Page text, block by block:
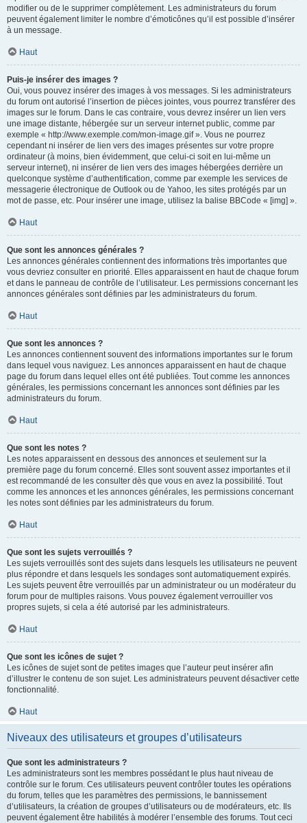
modifier ou de le supprimer complètement. Les administrateurs du forum
peuvent également limiter le nombre d’émoticônes qu’il est possible d’insérer
à un message.
Haut
Puis-je insérer des images ?
Oui, vous pouvez insérer des images à vos messages. Si les administrateurs
du forum ont autorisé l’insertion de pièces jointes, vous pourrez transférer des
images sur le forum. Dans le cas contraire, vous devrez insérer un lien vers
une image distante, hébergée sur un serveur internet public, comme par
exemple « http://www.exemple.com/mon-image.gif ». Vous ne pourrez
cependant ni insérer de lien vers des images présentes sur votre propre
ordinateur (à moins, bien évidemment, que celui-ci soit en lui-même un
serveur internet), ni insérer de lien vers des images hébergées derrière un
quelconque système d’authentification, comme par exemple les services de
messagerie électronique de Outlook ou de Yahoo, les sites protégés par un
mot de passe, etc. Pour insérer une image, utilisez la balise BBCode « [img] ».
Haut
Que sont les annonces générales ?
Les annonces générales contiennent des informations très importantes que
vous devriez consulter en priorité. Elles apparaissent en haut de chaque forum
et dans le panneau de contrôle de l’utilisateur. Les permissions concernant les
annonces générales sont définies par les administrateurs du forum.
Haut
Que sont les annonces ?
Les annonces contiennent souvent des informations importantes sur le forum
dans lequel vous naviguez. Les annonces apparaissent en haut de chaque
page du forum dans lequel elles ont été publiées. Tout comme les annonces
générales, les permissions concernant les annonces sont définies par les
administrateurs du forum.
Haut
Que sont les notes ?
Les notes apparaissent en dessous des annonces et seulement sur la
première page du forum concerné. Elles sont souvent assez importantes et il
est recommandé de les consulter dès que vous en avez la possibilité. Tout
comme les annonces et les annonces générales, les permissions concernant
les notes sont définies par les administrateurs du forum.
Haut
Que sont les sujets verrouillés ?
Les sujets verrouillés sont des sujets dans lesquels les utilisateurs ne peuvent
plus répondre et dans lesquels les sondages sont automatiquement expirés.
Les sujets peuvent être verrouillés par un administrateur ou un modérateur du
forum pour de multiples raisons. Vous pouvez également verrouiller vos
propres sujets, si cela a été autorisé par les administrateurs.
Haut
Que sont les icônes de sujet ?
Les icônes de sujet sont de petites images que l’auteur peut insérer afin
d’illustrer le contenu de son sujet. Les administrateurs peuvent désactiver cette
fonctionnalité.
Haut
Niveaux des utilisateurs et groupes d’utilisateurs
Que sont les administrateurs ?
Les administrateurs sont les membres possédant le plus haut niveau de
contrôle sur le forum. Ces utilisateurs peuvent contrôler toutes les opérations
du forum, telles que les paramètres des permissions, le bannissement
d’utilisateurs, la création de groupes d’utilisateurs ou de modérateurs, etc. Ils
peuvent également être habilités à modérer l’ensemble des forums. Tout ceci